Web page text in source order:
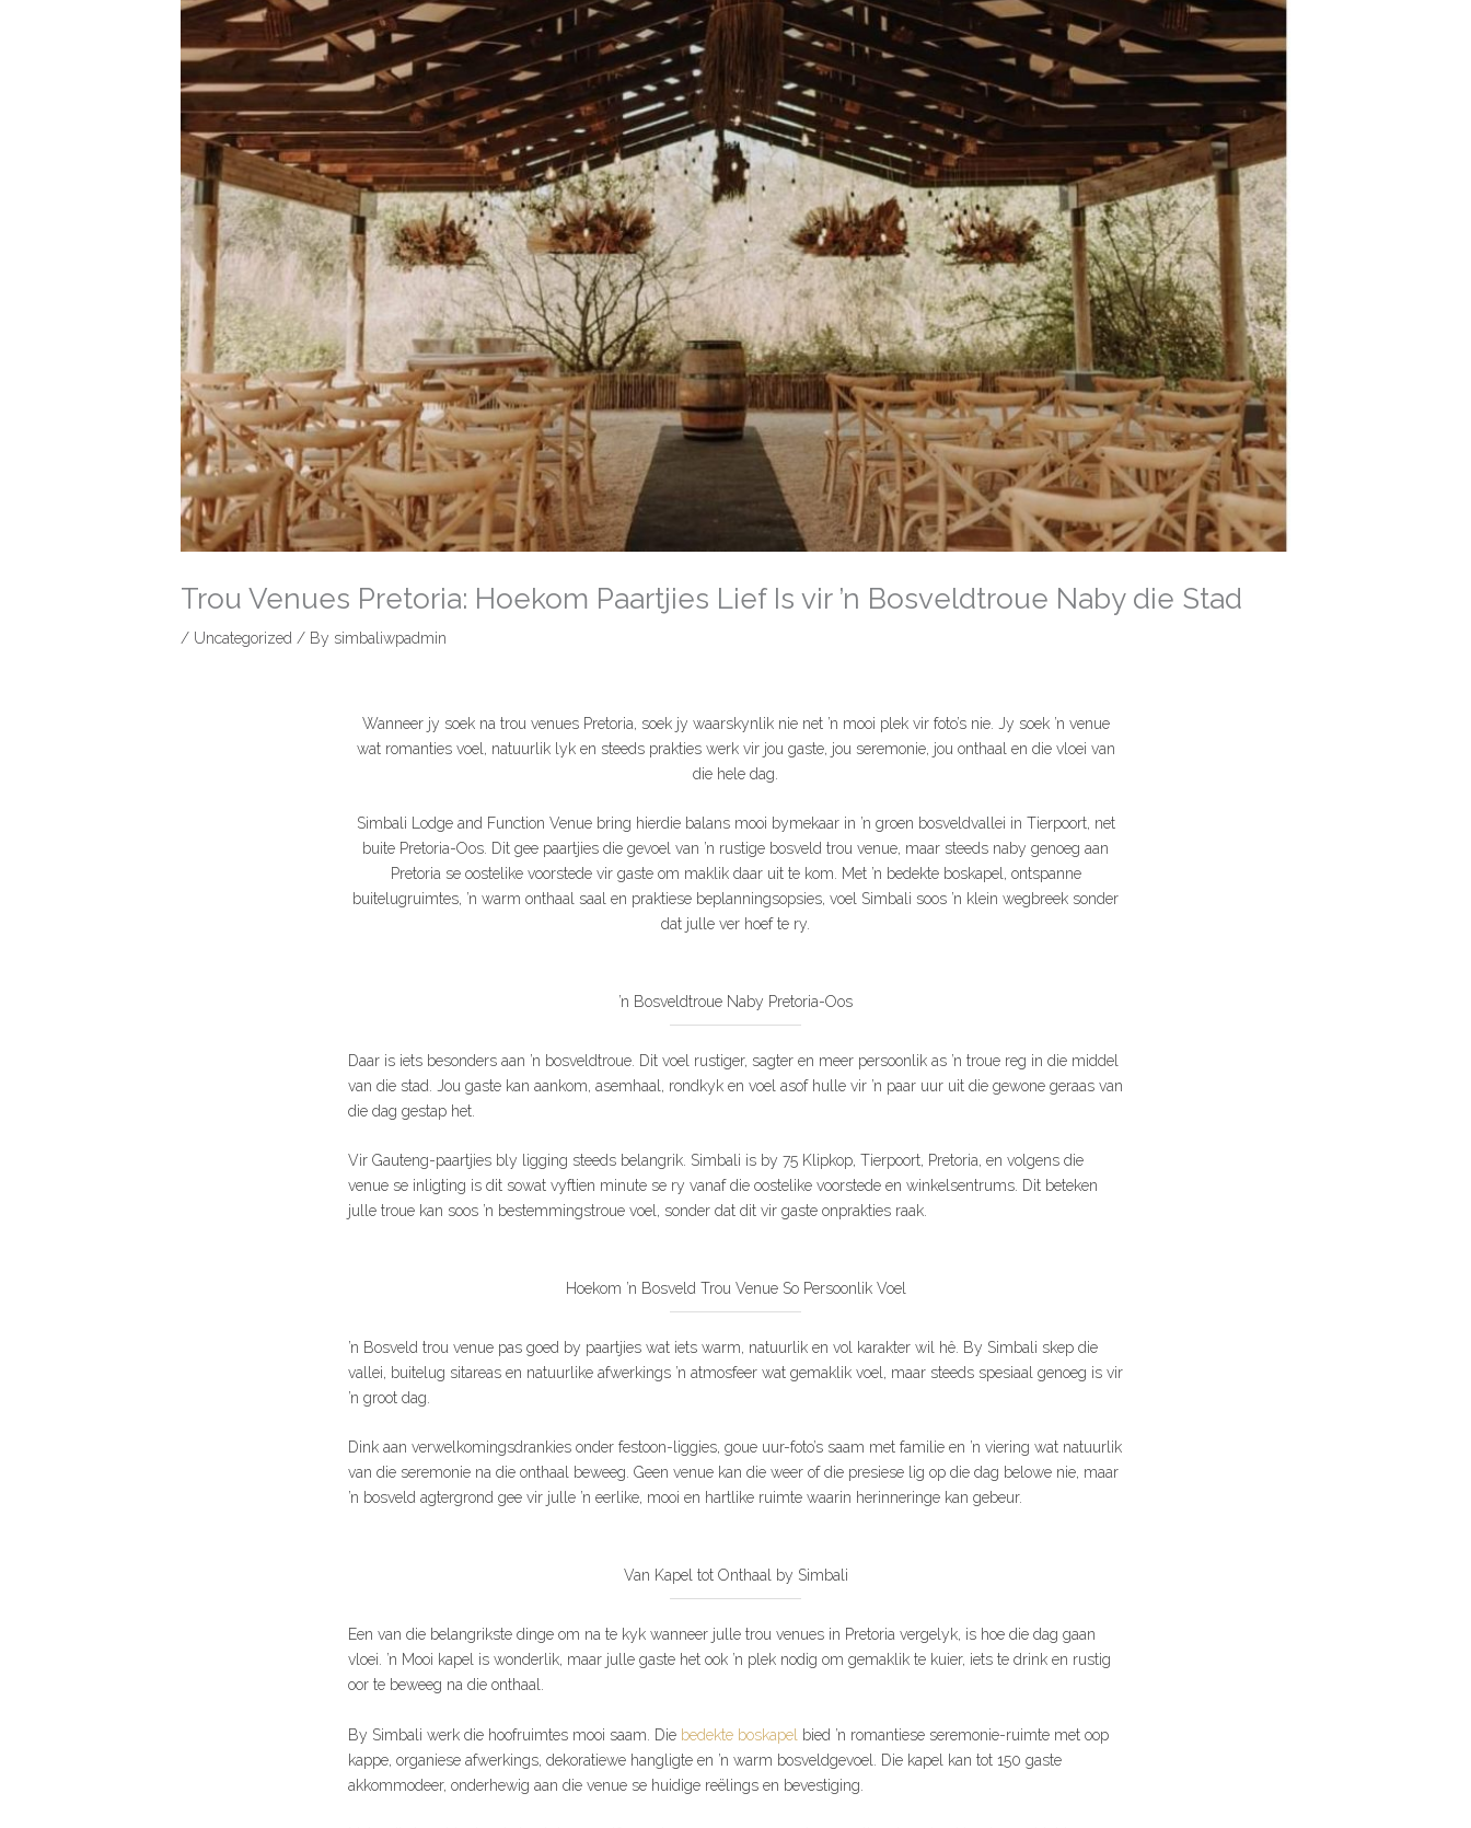
Trou Venues Pretoria: Hoekom Paartjies Lief Is vir ’n Bosveldtroue Naby die Stad
/ Uncategorized / By simbaliwpadmin
Wanneer jy soek na trou venues Pretoria, soek jy waarskynlik nie net ’n mooi plek vir foto’s nie. Jy soek ’n venue
wat romanties voel, natuurlik lyk en steeds prakties werk vir jou gaste, jou seremonie, jou onthaal en die vloei van
die hele dag.
Simbali Lodge and Function Venue bring hierdie balans mooi bymekaar in ’n groen bosveldvallei in Tierpoort, net
buite Pretoria-Oos. Dit gee paartjies die gevoel van ’n rustige bosveld trou venue, maar steeds naby genoeg aan
Pretoria se oostelike voorstede vir gaste om maklik daar uit te kom. Met ’n bedekte boskapel, ontspanne
buitelugruimtes, ’n warm onthaal saal en praktiese beplanningsopsies, voel Simbali soos ’n klein wegbreek sonder
dat julle ver hoef te ry.
’n Bosveldtroue Naby Pretoria-Oos
Daar is iets besonders aan ’n bosveldtroue. Dit voel rustiger, sagter en meer persoonlik as ’n troue reg in die middel
van die stad. Jou gaste kan aankom, asemhaal, rondkyk en voel asof hulle vir ’n paar uur uit die gewone geraas van
die dag gestap het.
Vir Gauteng-paartjies bly ligging steeds belangrik. Simbali is by 75 Klipkop, Tierpoort, Pretoria, en volgens die
venue se inligting is dit sowat vyftien minute se ry vanaf die oostelike voorstede en winkelsentrums. Dit beteken
julle troue kan soos ’n bestemmingstroue voel, sonder dat dit vir gaste onprakties raak.
Hoekom ’n Bosveld Trou Venue So Persoonlik Voel
’n Bosveld trou venue pas goed by paartjies wat iets warm, natuurlik en vol karakter wil hê. By Simbali skep die
vallei, buitelug sitareas en natuurlike afwerkings ’n atmosfeer wat gemaklik voel, maar steeds spesiaal genoeg is vir
’n groot dag.
Dink aan verwelkomingsdrankies onder festoon-liggies, goue uur-foto’s saam met familie en ’n viering wat natuurlik
van die seremonie na die onthaal beweeg. Geen venue kan die weer of die presiese lig op die dag belowe nie, maar
’n bosveld agtergrond gee vir julle ’n eerlike, mooi en hartlike ruimte waarin herinneringe kan gebeur.
Van Kapel tot Onthaal by Simbali
Een van die belangrikste dinge om na te kyk wanneer julle trou venues in Pretoria vergelyk, is hoe die dag gaan
vloei. ’n Mooi kapel is wonderlik, maar julle gaste het ook ’n plek nodig om gemaklik te kuier, iets te drink en rustig
oor te beweeg na die onthaal.
By Simbali werk die hoofruimtes mooi saam. Die bedekte boskapel bied ’n romantiese seremonie-ruimte met oop
kappe, organiese afwerkings, dekoratiewe hangligte en ’n warm bosveldgevoel. Die kapel kan tot 150 gaste
akkommodeer, onderhewig aan die venue se huidige reëlings en bevestiging.